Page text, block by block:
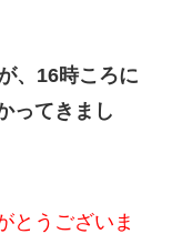
、16時ころに
ってきまし
とうございま